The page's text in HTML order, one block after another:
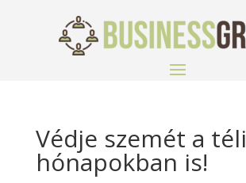
Védje szemét a téli
hónapokban is!